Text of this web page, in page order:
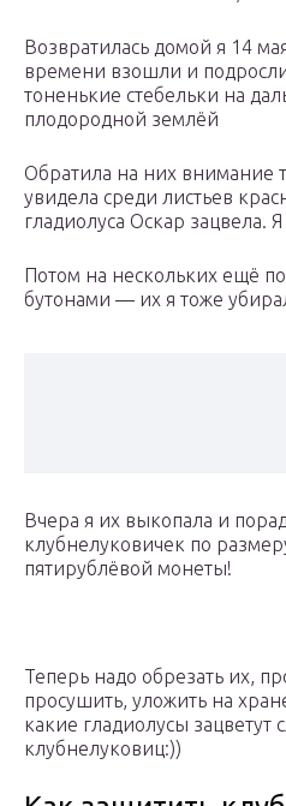
Возвратилась домой я 14
времени взошли и
тоненькие стебельки на
плодородной землёй
Обратила на них внимание
увидела среди листьев
гладиолуса Оскар зацвела.
Потом на нескольких ещё
бутонами — их я тоже
Вчера я их выкопала и
клубнелуковичек по
пятирублёвой монеты!
Теперь надо обрезать их,
просушить, уложить на
какие гладиолусы
клубнелуковиц:))